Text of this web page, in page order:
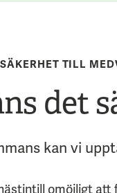
TILL
det
kan vi
omöjligt att